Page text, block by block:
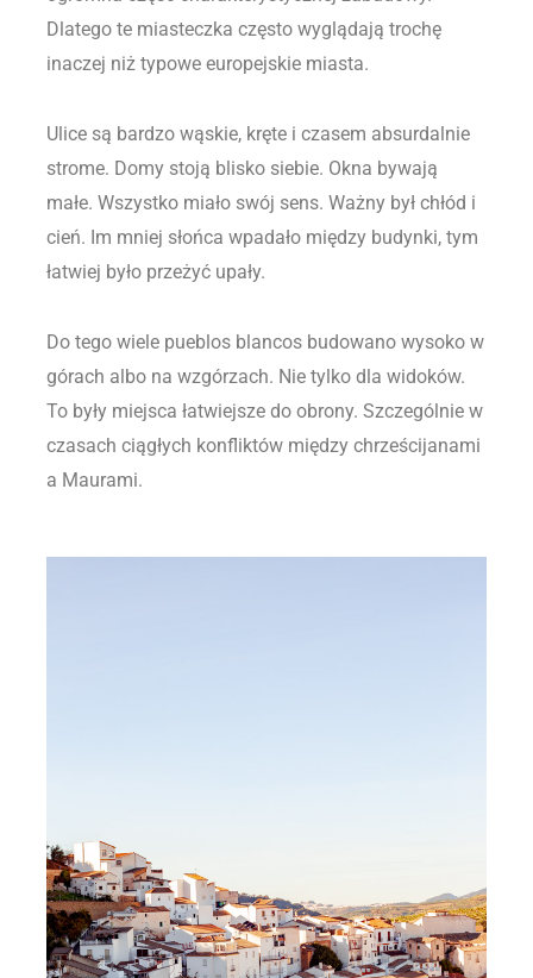
Dlatego te miasteczka często wyglądają trochę
inaczej niż typowe europejskie miasta.
Ulice są bardzo wąskie, kręte i czasem absurdalnie
strome. Domy stoją blisko siebie. Okna bywają
małe. Wszystko miało swój sens. Ważny był chłód i
cień. Im mniej słońca wpadało między budynki, tym
łatwiej było przeżyć upały.
Do tego wiele pueblos blancos budowano wysoko w
górach albo na wzgórzach. Nie tylko dla widoków.
To były miejsca łatwiejsze do obrony. Szczególnie w
czasach ciągłych konfliktów między chrześcijanami
a Maurami.